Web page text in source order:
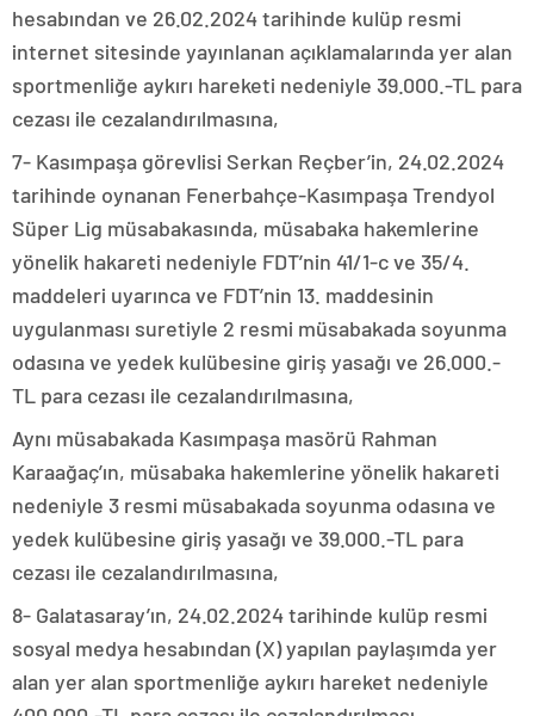
hesabından ve 26.02.2024 tarihinde kulüp resmi
internet sitesinde yayınlanan açıklamalarında yer alan
sportmenliğe aykırı hareketi nedeniyle 39.000.-TL para
cezası ile cezalandırılmasına,
7- Kasımpaşa görevlisi Serkan Reçber’in, 24.02.2024
tarihinde oynanan Fenerbahçe-Kasımpaşa Trendyol
Süper Lig müsabakasında, müsabaka hakemlerine
yönelik hakareti nedeniyle FDT’nin 41/1-c ve 35/4.
maddeleri uyarınca ve FDT’nin 13. maddesinin
uygulanması suretiyle 2 resmi müsabakada soyunma
odasına ve yedek kulübesine giriş yasağı ve 26.000.-
TL para cezası ile cezalandırılmasına,
Aynı müsabakada Kasımpaşa masörü Rahman
Karaağaç’ın, müsabaka hakemlerine yönelik hakareti
nedeniyle 3 resmi müsabakada soyunma odasına ve
yedek kulübesine giriş yasağı ve 39.000.-TL para
cezası ile cezalandırılmasına,
8- Galatasaray’ın, 24.02.2024 tarihinde kulüp resmi
sosyal medya hesabından (X) yapılan paylaşımda yer
alan yer alan sportmenliğe aykırı hareket nedeniyle